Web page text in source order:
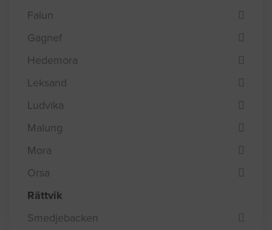
Falun
Gagnef
Hedemora
Leksand
Ludvika
Malung
Mora
Orsa
Rättvik
Smedjebacken